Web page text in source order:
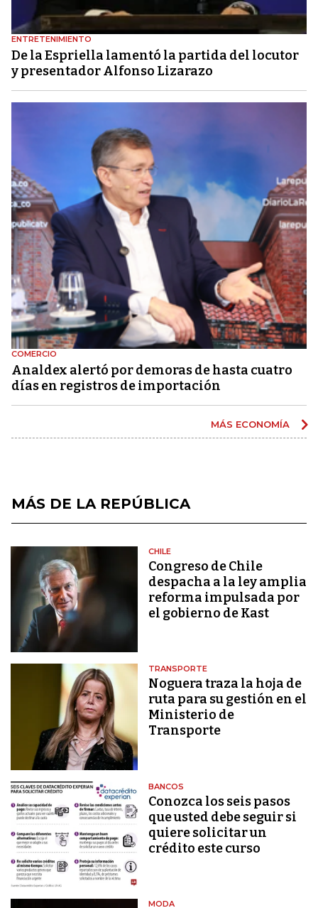
ENTRETENIMIENTO
De la Espriella lamentó la partida del locutor
y presentador Alfonso Lizarazo
COMERCIO
Analdex alertó por demoras de hasta cuatro
días en registros de importación
MÁS ECONOMÍA
MÁS DE LA REPÚBLICA
CHILE
Congreso de Chile
despacha a la ley amplia
reforma impulsada por
el gobierno de Kast
TRANSPORTE
Noguera traza la hoja de
ruta para su gestión en el
Ministerio de
Transporte
BANCOS
Conozca los seis pasos
que usted debe seguir si
quiere solicitar un
crédito este curso
MODA